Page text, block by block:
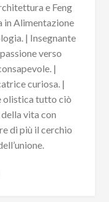
e Feng
in Alimentazione
| Insegnante
verso
|
curiosa. |
olistica tutto ciò
vita con
di più il cerchio